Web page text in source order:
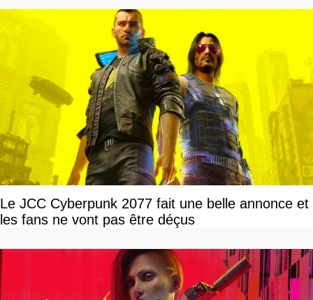
Le JCC Cyberpunk 2077 fait une belle annonce et
les fans ne vont pas être déçus